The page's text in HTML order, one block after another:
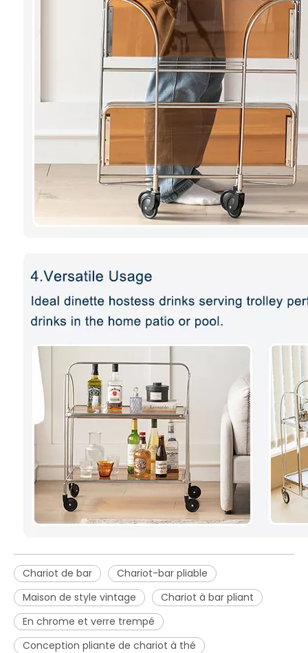
Chariot de bar
Chariot-bar pliable
Maison de style vintage
Chariot à bar pliant
En chrome et verre trempé
Conception pliante de chariot à thé